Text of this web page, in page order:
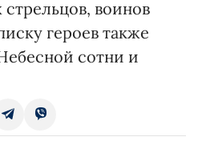
воинов
героев также
сотни и